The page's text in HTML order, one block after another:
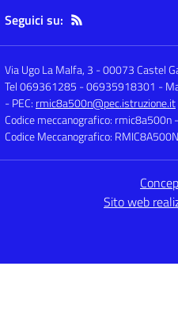
Seguici su:
Via Ugo La Malfa, 3 -00073 Castel
Tel 069361285 - 06935918301 -
- PEC: rmic8a500n@pec.istruzione.it
Codice meccanografico: rmic8a500n
Codice Meccanografico: RMIC8A500N
Sito web